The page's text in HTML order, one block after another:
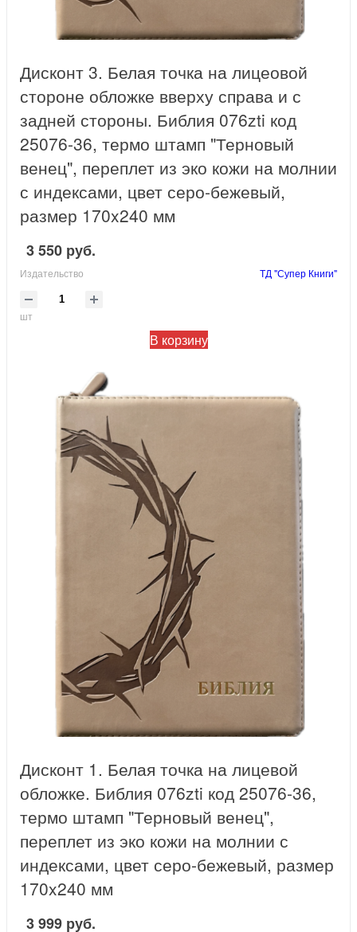
Дисконт 3. Белая точка на лицеовой
стороне обложке вверху справа и с
задней стороны. Библия 076zti код
25076-36, термо штамп "Терновый
венец", переплет из эко кожи на молнии
с индексами, цвет серо-бежевый,
размер 170x240 мм
3 550 руб.
Издательство ТД "Супер Книги"
шт
В корзину
Дисконт 1. Белая точка на лицевой
обложке. Библия 076zti код 25076-36,
термо штамп "Терновый венец",
переплет из эко кожи на молнии с
индексами, цвет серо-бежевый, размер
170x240 мм
3 999 руб.